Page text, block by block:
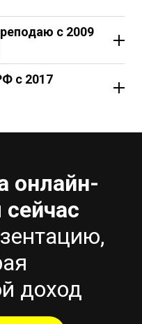
с 2009
с 2017
онлайн-
доход